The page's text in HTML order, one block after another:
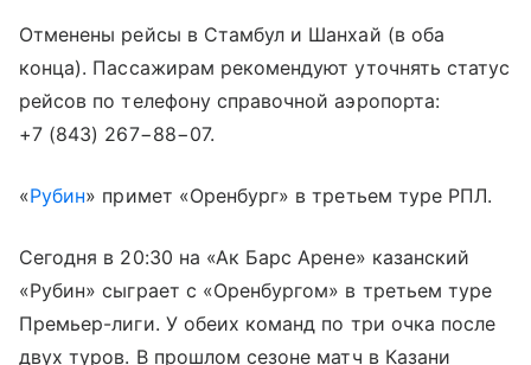
Отменены рейсы в Стамбул и Шанхай (в оба
конца). Пассажирам рекомендуют уточнять статус
рейсов по телефону справочной аэропорта:
+7 (843) 267−88−07.
«Рубин» примет «Оренбург» в третьем туре РПЛ.
Сегодня в 20:30 на «Ак Барс Арене» казанский
«Рубин» сыграет с «Оренбургом» в третьем туре
Премьер-лиги. У обеих команд по три очка после
двух туров. В прошлом сезоне матч в Казани